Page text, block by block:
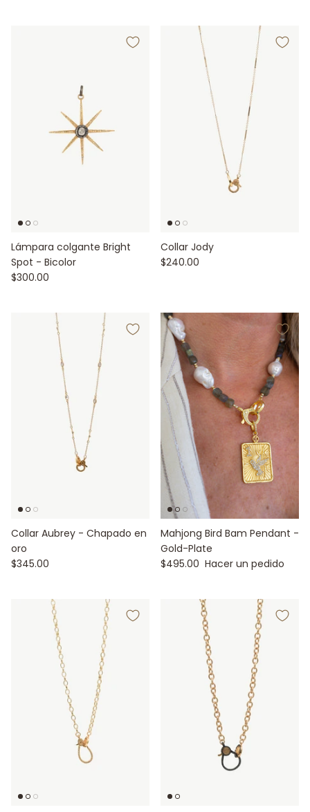
Lámpara colgante Bright
Spot - Bicolor
$300.00
Collar Jody
$240.00
Collar Aubrey - Chapado en
oro
$345.00
Mahjong Bird Bam Pendant -
Gold-Plate
$495.00 Hacer un pedido